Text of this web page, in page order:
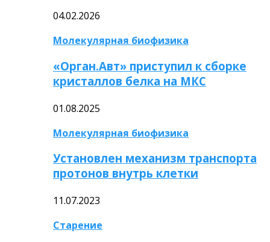
04.02.2026
Молекулярная биофизика
«Орган.Авт» приступил к сборке
кристаллов белка на МКС
01.08.2025
Молекулярная биофизика
Установлен механизм транспорта
протонов внутрь клетки
11.07.2023
Старение